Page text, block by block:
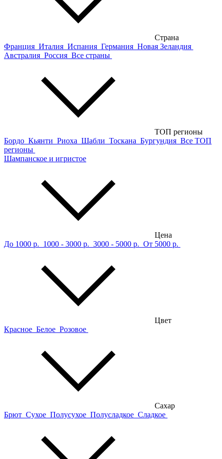
Страна
Франция Италия Испания Германия Новая Зеландия
Австралия Россия Все страны
ТОП регионы
Бордо Кьянти Риоха Шабли Тоскана Бургундия Все ТОП
регионы
Шампанское и игристое
Цена
До 1000 р. 1000 - 3000 р. 3000 - 5000 р. От 5000 р.
Цвет
Красное Белое Розовое
Сахар
Брют Сухое Полусухое Полусладкое Сладкое